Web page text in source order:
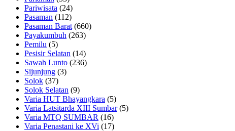
Pariwisata (24)
Pasaman (112)
Pasaman Barat (660)
Payakumbuh (263)
Pemilu (5)
Pesisir Selatan (14)
Sawah Lunto (236)
Sijunjung (3)
Solok (37)
Solok Selatan (9)
Varia HUT Bhayangkara (5)
Varia Latsitarda XIII Sumbar(5)
Varia MTQ SUMBAR (16)
Varia Penastani ke XVi (17)